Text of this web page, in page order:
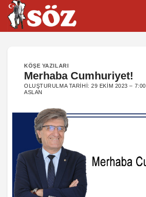
İçeriğe
atla
KÖŞE YAZILARI
Merhaba Cumhuriyet!
OLUŞTURULMA TARIHI:29 EKIM 2023 – 7:00
ASLAN